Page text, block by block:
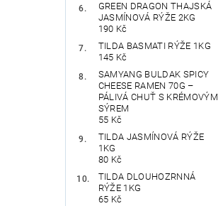
GREEN DRAGON THAJSKÁ
JASMÍNOVÁ RÝŽE 2KG
190 Kč
TILDA BASMATI RÝŽE 1KG
145 Kč
SAMYANG BULDAK SPICY
CHEESE RAMEN 70G –
PÁLIVÁ CHUŤ S KRÉMOVÝM
SÝREM
55 Kč
TILDA JASMÍNOVÁ RÝŽE
1KG
80 Kč
TILDA DLOUHOZRNNÁ
RÝŽE 1KG
65 Kč